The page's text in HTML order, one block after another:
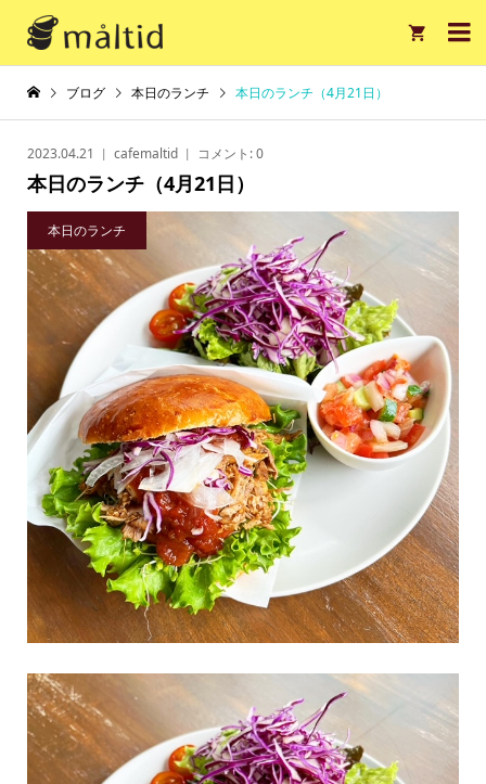

ブログ 本日のランチ 本日のランチ（4月21日）
2023.04.21 cafemaltid コメント:0
本日のランチ（4月21日）
本日のランチ